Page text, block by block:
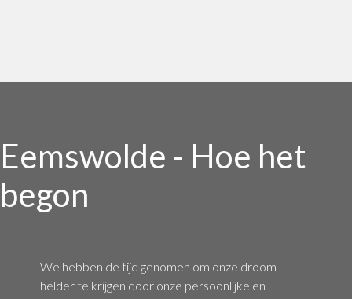
Eemswolde - Hoe het
begon
We hebben de tijd genomen om onze droom
helder te krijgen door onze persoonlijke en